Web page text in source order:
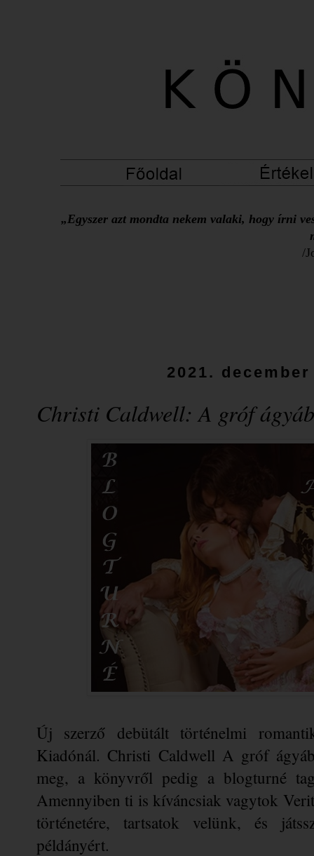
„Egyszer azt mondta nekem valaki, hogy írni
/
2021.
Christi Caldwell: A ​gróf
Új szerző debütált történelmi
Kiadónál. Christi Caldwell A ​gróf
meg, a könyvről pedig a blogturné
Amennyiben ti is kíváncsiak vagytok
történetére, tartsatok velünk, és
példányért.